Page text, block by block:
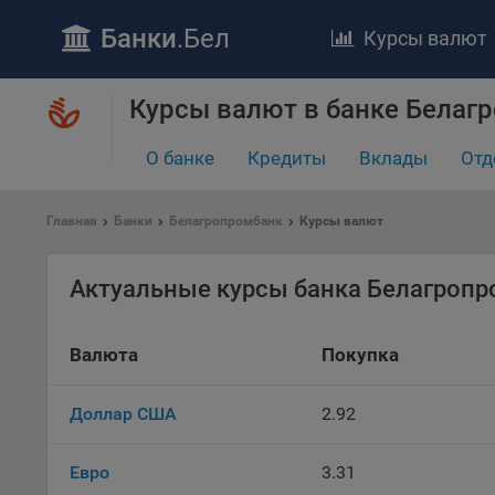
Банки.Бел Курсы валют
Курсы валют в банке
О банке Кредиты Вклады
Главная Банки Белагропромбанк Курсы валют
Актуальные курсы банка
Валюта Покупка
Доллар США 2.92
Евро 3.31